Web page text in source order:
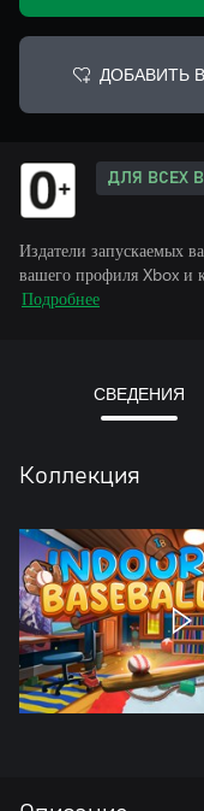
ДОБАВИТЬ
ДЛЯ ВСЕХ
Издатели запускаемых
вашего профиля Xbox и
Подробнее
СВЕДЕНИЯ
Коллекция